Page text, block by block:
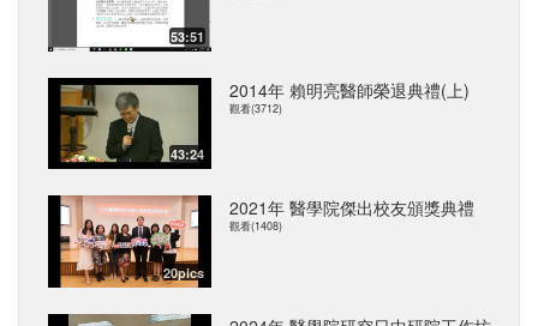
53:51
43:24
2014年 賴明亮醫師榮退典禮(上)
觀看(3712)
20pics
2021年 醫學院傑出校友頒獎典禮
觀看(1408)